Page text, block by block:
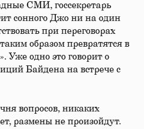
СМИ, госсекретарь
сонного Джо ни на один
при переговорах
образом превратятся в
Уже одно это говорит о
Байдена на встрече с
вопросов, никаких
размены не произойдут.